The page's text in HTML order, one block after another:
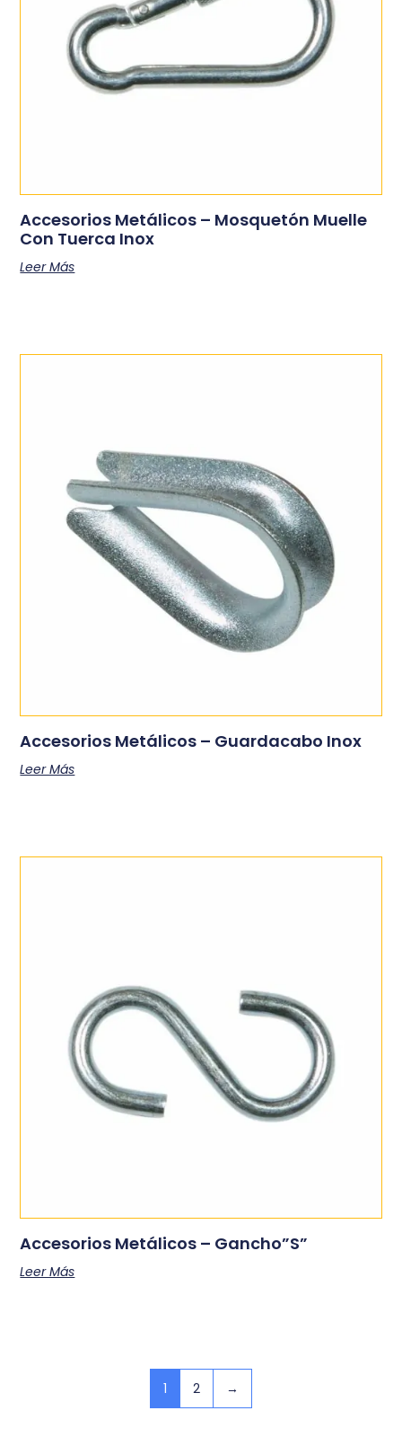
Accesorios Metálicos – Mosquetón Muelle
Con Tuerca Inox
Leer Más
Accesorios Metálicos – Guardacabo Inox
Leer Más
Accesorios Metálicos – Gancho”S”
Leer Más
1 2 →